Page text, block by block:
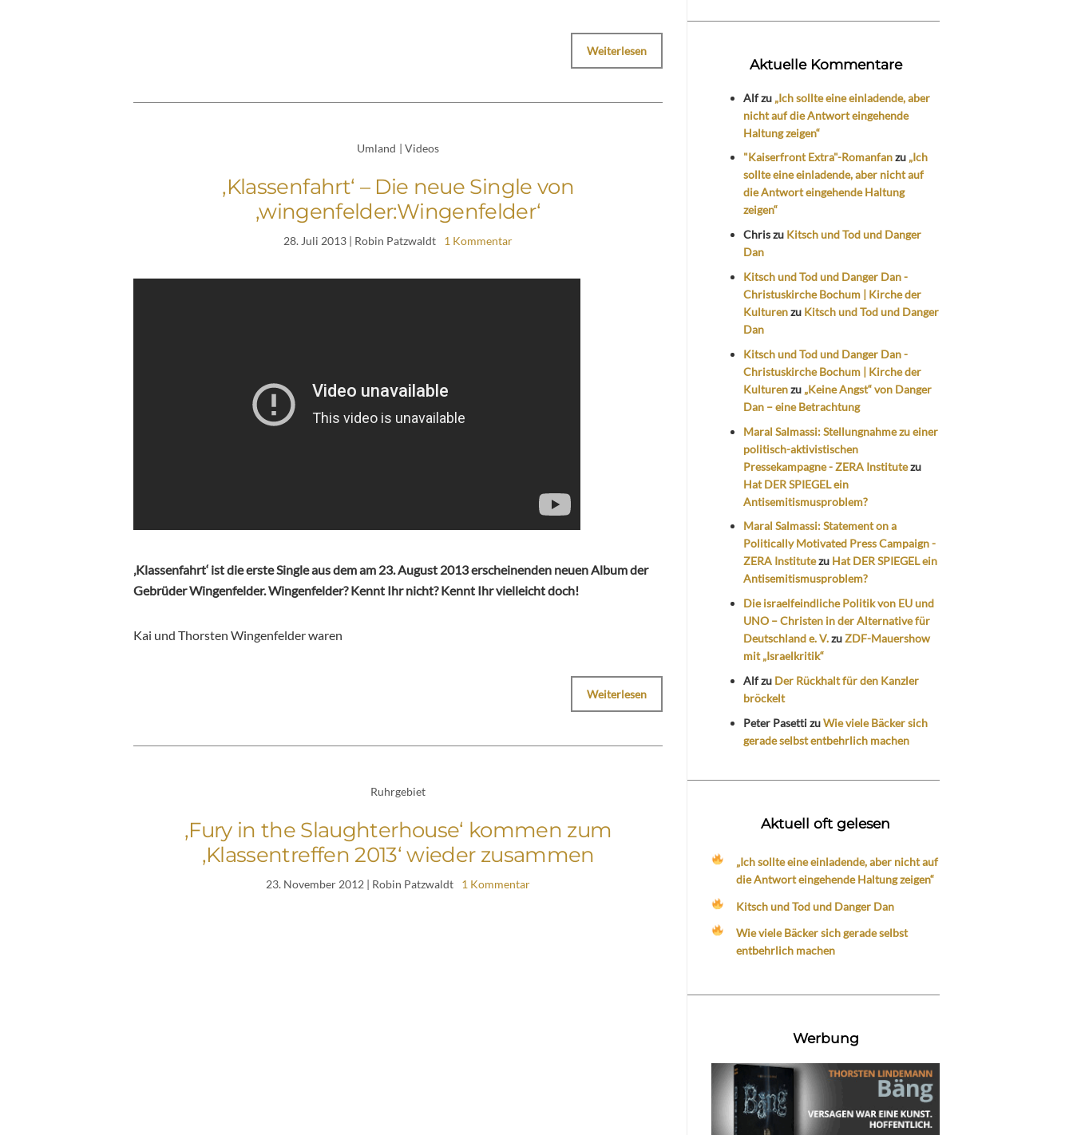
Weiterlesen
Umland | Videos
‚Klassenfahrt‘ – Die neue Single von
‚wingenfelder:Wingenfelder‘
28. Juli 2013 | Robin Patzwaldt 1 Kommentar
‚Klassenfahrt‘ ist die erste Single aus dem am 23. August 2013 erscheinenden neuen Album der
Gebrüder Wingenfelder. Wingenfelder? Kennt Ihr nicht? Kennt Ihr vielleicht doch!
Kai und Thorsten Wingenfelder waren
Weiterlesen
Ruhrgebiet
‚Fury in the Slaughterhouse‘ kommen zum
‚Klassentreffen 2013‘ wieder zusammen
23. November 2012 | Robin Patzwaldt 1 Kommentar
Aktuelle Kommentare
Alfzu „Ich sollte eine einladende, aber
nicht auf die Antwort eingehende
Haltung zeigen“
"Kaiserfront Extra"-Romanfanzu „Ich
sollte eine einladende, aber nicht auf
die Antwort eingehende Haltung
zeigen“
Chriszu Kitsch und Tod und Danger
Dan
Kitsch und Tod und Danger Dan -
Christuskirche Bochum | Kirche der
Kulturenzu Kitsch und Tod und Danger
Dan
Kitsch und Tod und Danger Dan -
Christuskirche Bochum | Kirche der
Kulturenzu „Keine Angst“ von Danger
Dan – eine Betrachtung
Maral Salmassi: Stellungnahme zu einer
politisch-aktivistischen
Pressekampagne - ZERA Institutezu
Hat DER SPIEGEL ein
Antisemitismusproblem?
Maral Salmassi: Statement on a
Politically Motivated Press Campaign -
ZERA Institutezu Hat DER SPIEGEL ein
Antisemitismusproblem?
Die israelfeindliche Politik von EU und
UNO – Christen in der Alternative für
Deutschland e. V.zuZDF-Mauershow
mit „Israelkritik“
Alfzu Der Rückhalt für den Kanzler
bröckelt
Peter PasettizuWie viele Bäcker sich
gerade selbst entbehrlich machen
Aktuell oft gelesen
„Ich sollte eine einladende, aber nicht auf
die Antwort eingehende Haltung zeigen“
Kitsch und Tod und Danger Dan
Wie viele Bäcker sich gerade selbst
entbehrlich machen
Werbung